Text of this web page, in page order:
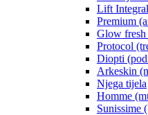
Lift
Premium
Glow fresh
Protocol
Diopti
Arkeskin
Njega tijela
Homme
Sunissime